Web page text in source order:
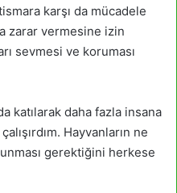
karşı da mücadele
zarar vermesine izin
sevmesi ve koruması
katılarak daha fazla insana
Hayvanların ne
gerektiğini herkese